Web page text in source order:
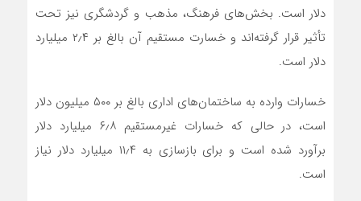
دلار است. بخش‌های فرهنگ، مذهب و گردشگری نیز تحت
تأثیر قرار گرفته‌اند و خسارت مستقیم آن بالغ بر ۲٫۴ میلیارد
دلار است.
خسارات وارده به ساختمان‌های اداری بالغ بر ۵۰۰ میلیون دلار
است، در حالی که خسارات غیرمستقیم ۶٫۸ میلیارد دلار
برآورد شده است و برای بازسازی به ۱۱٫۴ میلیارد دلار نیاز
است.